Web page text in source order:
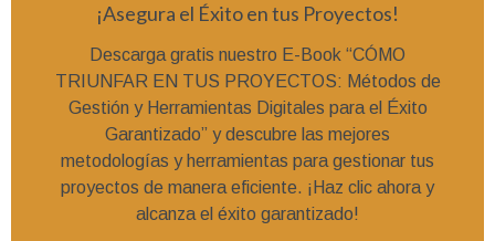
¡Asegura el Éxito en tus Proyectos!
Descarga gratis nuestro E-Book “CÓMO
TRIUNFAR EN TUS PROYECTOS: Métodos de
Gestión y Herramientas Digitales para el Éxito
Garantizado” y descubre las mejores
metodologías y herramientas para gestionar tus
proyectos de manera eficiente. ¡Haz clic ahora y
alcanza el éxito garantizado!